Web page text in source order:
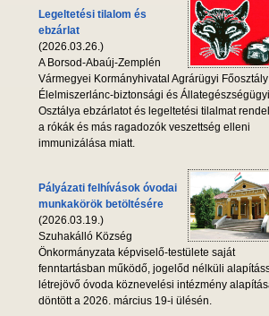
Legeltetési tilalom és
ebzárlat
(2026.03.26.)
A Borsod-Abaúj-Zemplén
Vármegyei Kormányhivatal Agrárügyi Főosztály
Élelmiszerlánc-biztonsági és Állategészségügyi
Osztálya ebzárlatot és legeltetési tilalmat
a rókák és más ragadozók veszettség elleni
immunizálása miatt.
Pályázati felhívások óvodai
munkakörök betöltésére
(2026.03.19.)
Szuhakálló Község
Önkormányzata képviselő-testülete saját
fenntartásban működő, jogelőd nélküli
létrejövő óvoda köznevelési intézmény
döntött a 2026. március 19-i ülésén.